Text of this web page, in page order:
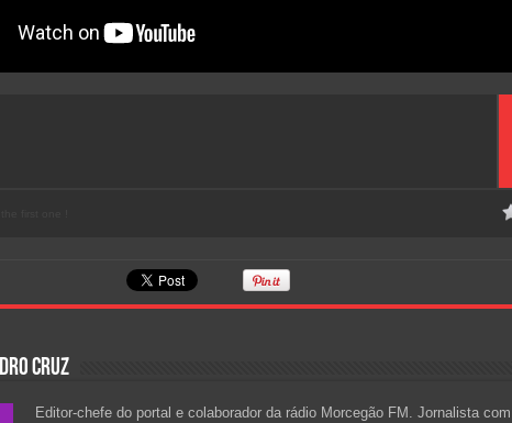
Cruz
Editor-chefe do portal e colaborador da rádio Morcegão FM. Jornalista